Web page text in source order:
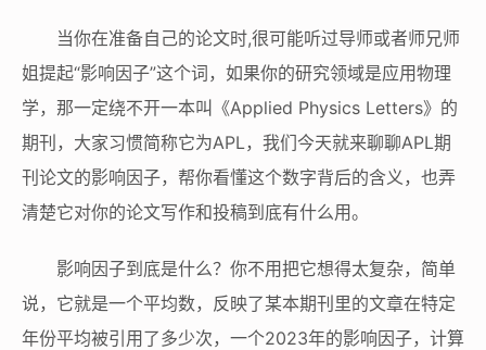
当你在准备自己的论文时,很可能听过导师或者师兄师
姐提起“影响因子”这个词，如果你的研究领域是应用物理
学，那一定绕不开一本叫《Applied Physics Letters》的
期刊，大家习惯简称它为APL，我们今天就来聊聊APL期
刊论文的影响因子，帮你看懂这个数字背后的含义，也弄
清楚它对你的论文写作和投稿到底有什么用。
影响因子到底是什么？你不用把它想得太复杂，简单
说，它就是一个平均数，反映了某本期刊里的文章在特定
年份平均被引用了多少次，一个2023年的影响因子，计算